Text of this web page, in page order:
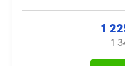
1
1